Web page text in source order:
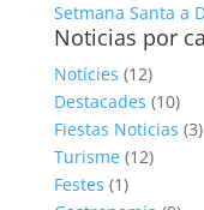
Setmana Santa a
Noticias por
Notícies (12)
Destacades (10)
Fiestas Noticias (3)
Turisme(12)
Festes (1)